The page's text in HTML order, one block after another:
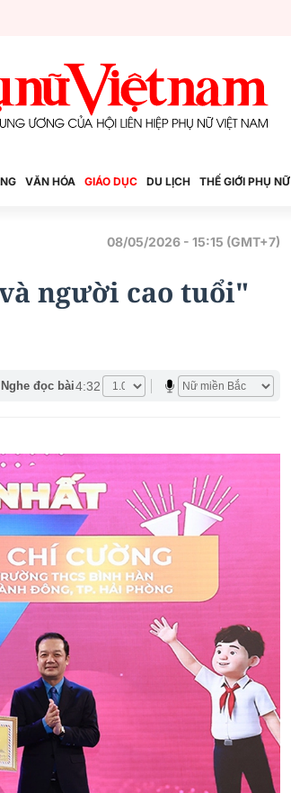
VĂN HÓA GIÁO DỤC DU LỊCH THẾ GIỚI PHỤ NỮ
08/05/2026 - 15:15 (GMT+7)
người cao tuổi"
Nghe đọc bài4:32